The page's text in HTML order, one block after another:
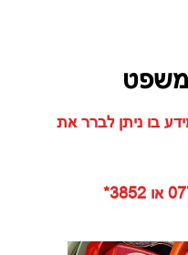
בו ניתן לברר את